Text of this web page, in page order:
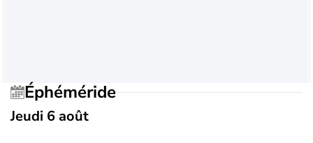
Éphéméride
Jeudi 6 août